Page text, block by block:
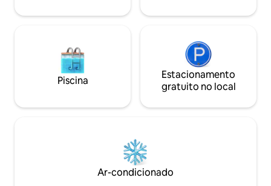
Piscina
Estacionamento
gratuito no local
Ar-condicionado